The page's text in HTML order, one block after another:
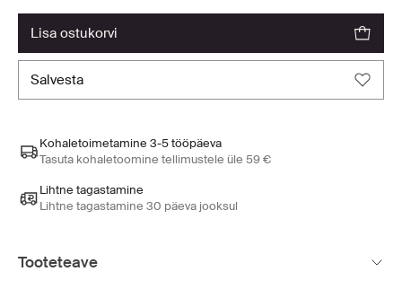
lisa ostukorvi
salvesta
Kohaletoimetamine 3-5 tööpäeva
Tasuta kohaletoomine tellimustele üle 59 €
Lihtne tagastamine
Lihtne tagastamine 30 päeva jooksul
Tooteteave